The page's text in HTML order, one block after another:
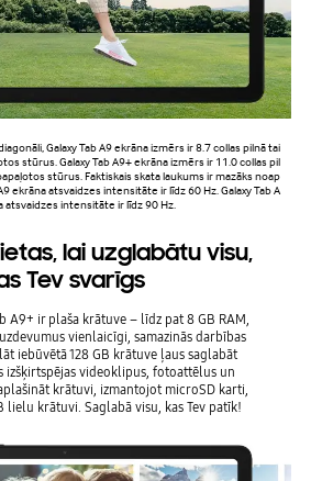
Galaxy Tab A9 ekrāna izmērs ir 8.7 collas pilnā tai
stūrus. Galaxy Tab A9+ ekrāna izmērs ir 11.0 collas pil
stūrus. Faktiskais skata laukums ir mazāks noap
ekrāna atsvaidzes intensitāte ir līdz 60 Hz. Galaxy Tab A
atsvaidzes intensitāte ir līdz 90 Hz.
lai uzglabātu visu,
Tev svarīgs
A9+ ir plaša krātuve – līdz pat 8 GB RAM,
vienlaicīgi, samazinās darbības
iebūvētā 128 GB krātuve ļaus saglabāt
izšķirtspējas videoklipus, fotoattēlus un
krātuvi, izmantojot microSD karti,
lielu krātuvi. Saglabā visu, kas Tev patīk!